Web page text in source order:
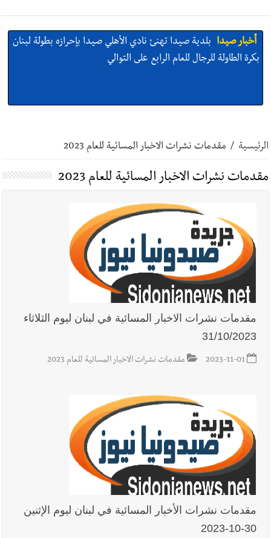
أخبار صيدا بلدية صيدا تهنئ نادي الأهلي صيدا بإحرازه بطولة لبنان
بكرة الطاولة للرجال للعام الرابع على التوالي
عمر مرجان يتصل برئيس النادي الرياضي مهنئا بإحراز
أخبار صيدا مؤسسة مياه لبنان الجنوبي : انخفاض التغذية بالمياه
في صيدا نتيجة الانقطاع المتكرر لخط الخدمات الكهربائي
أخبار صيدا مفرزة صيدا القضائية توقف ثلاثة أشخاص بجرائم
استدراج وابتزاز واعتداء جنسي على قاصر
أخبار لبنان
الطقس غدا صيفي معتاد والحرارة ضمن معدلاتها
الموسمية
أخبار لبنان إنفجار مرفأ أم إنفجار دولة؟... كيف نحمي لبنان؟
الرئيسية / مقدمات نشرات الاخبار المسائية للعام 2023
مقدمات نشرات الاخبار المسائية للعام 2023
مقدمات نشرات الاخبار المسائية في لبنان ليوم الثلاثاء
31/10/2023
2023-11-01 مقدمات نشرات الاخبار المسائية للعام 2023
مقدمات نشرات الأخبار المسائية في لبنان ليوم الإثنين
30-10-2023